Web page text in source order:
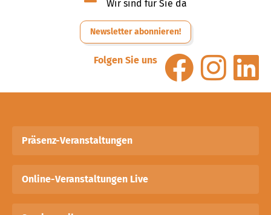
Wir sind für Sie da
Newsletter abonnieren!
Folgen Sie uns
Präsenz-Veranstaltungen
Online-Veranstaltungen Live